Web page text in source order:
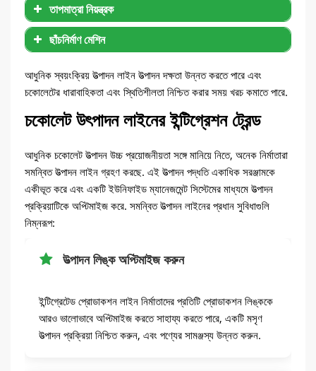
তাপমাত্রা নিয়ন্ত্রক
ছাঁচনির্মাণ মেশিন
আধুনিক স্বয়ংক্রিয় উত্পাদন লাইন উত্পাদন দক্ষতা উন্নত করতে পারে এবং
চকোলেটের ধারাবাহিকতা এবং স্থিতিশীলতা নিশ্চিত করার সময় খরচ কমাতে পারে.
চকোলেট উৎপাদন লাইনের ইন্টিগ্রেশন ট্রেন্ড
আধুনিক চকোলেট উত্পাদন উচ্চ প্রয়োজনীয়তা সঙ্গে মানিয়ে নিতে, অনেক নির্মাতারা
সমন্বিত উত্পাদন লাইন গ্রহণ করছে. এই উত্পাদন পদ্ধতি একাধিক সরঞ্জামকে
একীভূত করে এবং একটি ইউনিফাইড ম্যানেজমেন্ট সিস্টেমের মাধ্যমে উত্পাদন
প্রক্রিয়াটিকে অপ্টিমাইজ করে. সমন্বিত উত্পাদন লাইনের প্রধান সুবিধাগুলি
নিম্নরূপ:
উত্পাদন লিঙ্ক অপ্টিমাইজ করুন
ইন্টিগ্রেটেড প্রোডাকশন লাইন নির্মাতাদের প্রতিটি প্রোডাকশন লিঙ্ককে
আরও ভালোভাবে অপ্টিমাইজ করতে সাহায্য করতে পারে, একটি মসৃণ
উত্পাদন প্রক্রিয়া নিশ্চিত করুন, এবং পণ্যের সামঞ্জস্য উন্নত করুন.